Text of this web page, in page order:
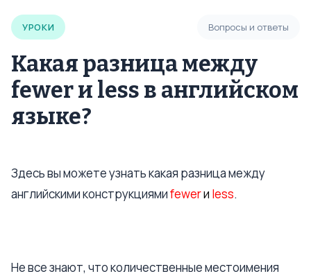
УРОКИ Вопросы и ответы
Какая разница между
fewer и less в английском
языке?
Здесь вы можете узнать какая разница между
английскими конструкциямиfewerи less.
Не все знают, что количественные местоимения